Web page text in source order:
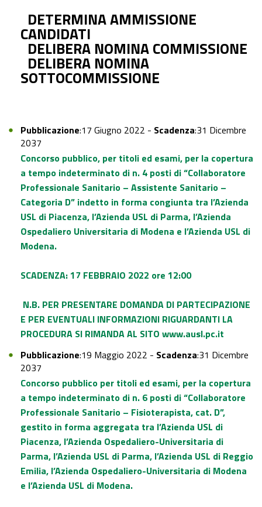
DETERMINA AMMISSIONE
CANDIDATI
DELIBERA NOMINA COMMISSIONE
DELIBERA NOMINA
SOTTOCOMMISSIONE
Pubblicazione:17 Giugno 2022 - Scadenza:31 Dicembre
2037
Concorso pubblico, per titoli ed esami, per la copertura
a tempo indeterminato di n. 4 posti di “Collaboratore
Professionale Sanitario – Assistente Sanitario –
Categoria D” indetto in forma congiunta tra l’Azienda
USL di Piacenza, l’Azienda USL di Parma, l’Azienda
Ospedaliero Universitaria di Modena e l’Azienda USL di
Modena.
SCADENZA: 17 FEBBRAIO 2022 ore 12:00
N.B. PER PRESENTARE DOMANDA DI PARTECIPAZIONE
E PER EVENTUALI INFORMAZIONI RIGUARDANTI LA
PROCEDURA SI RIMANDA AL SITO www.ausl.pc.it
Pubblicazione:19 Maggio 2022 - Scadenza:31 Dicembre
2037
Concorso pubblico per titoli ed esami, per la copertura
a tempo indeterminato di n. 6 posti di “Collaboratore
Professionale Sanitario – Fisioterapista, cat. D”,
gestito in forma aggregata tra l’Azienda USL di
Piacenza, l’Azienda Ospedaliero-Universitaria di
Parma, l’Azienda USL di Parma, l’Azienda USL di Reggio
Emilia, l’Azienda Ospedaliero-Universitaria di Modena
e l’Azienda USL di Modena.